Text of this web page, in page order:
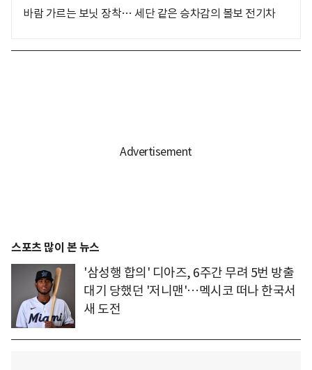
바람 가르는 보닛 장착… 세단 같은 승차감의 볼보 전기차
스포츠 많이 본 뉴스
'삼성행 합의' 디아즈, 6주간 무려 5번 방출
대기 당했던 '저니맨'…멕시코 떠나 한국서
새 도전